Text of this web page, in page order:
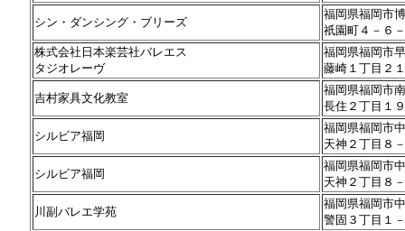
シン・ダンシング・ブリーズ
福岡県福岡市
祇園町４－６
株式会社日本楽芸社バレエス
タジオレーヴ
福岡県福岡市
藤崎１丁目２
吉村家具文化教室
福岡県福岡市
長住２丁目１
シルビア福岡
福岡県福岡市
天神２丁目８
シルビア福岡
福岡県福岡市
天神２丁目８
川副バレエ学苑
福岡県福岡市
警固３丁目１